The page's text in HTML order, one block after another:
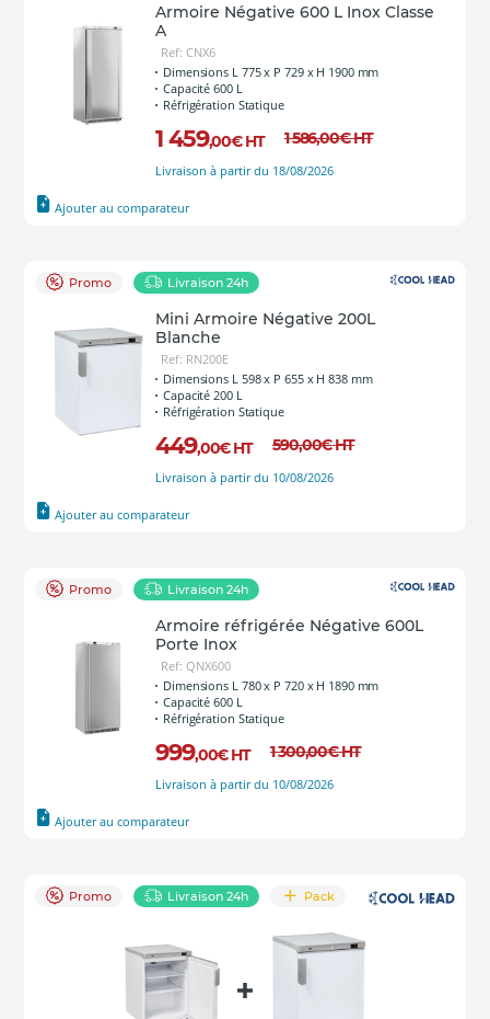
Armoire Négative 600 L Inox Classe
A
Ref: CNX6
Dimensions L 775 x P 729 x H 1900 mm
Capacité 600 L
Réfrigération Statique
1 459,00€ HT 1 586,00€HT
Livraison à partir du 18/08/2026
Ajouter au comparateur
Promo Livraison 24h
Mini Armoire Négative 200L
Blanche
Ref: RN200E
Dimensions L 598 x P 655 x H 838 mm
Capacité 200 L
Réfrigération Statique
449,00€ HT 590,00€HT
Livraison à partir du 10/08/2026
Ajouter au comparateur
Promo Livraison 24h
Armoire réfrigérée Négative 600L
Porte Inox
Ref: QNX600
Dimensions L 780 x P 720 x H 1890 mm
Capacité 600 L
Réfrigération Statique
999,00€ HT 1 300,00€HT
Livraison à partir du 10/08/2026
Ajouter au comparateur
Promo Livraison 24h Pack